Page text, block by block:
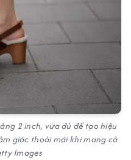
2 inch, vừa đủ để tạo hiệu
giác thoải mái khi mang cả
Images